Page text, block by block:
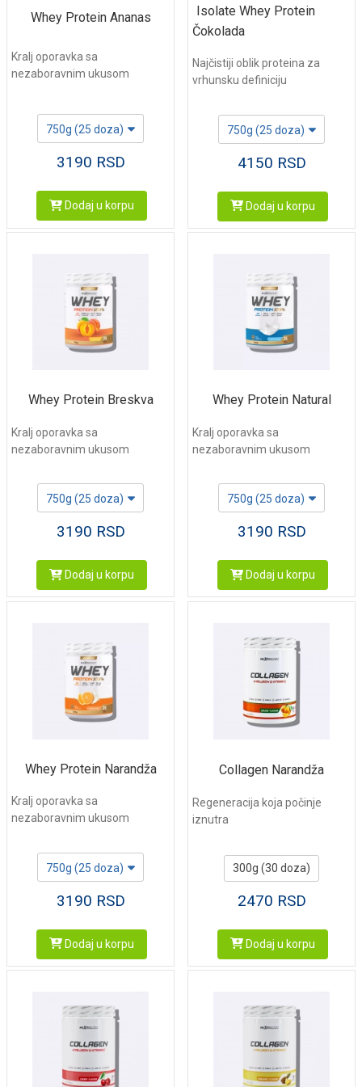
Whey Protein Ananas
Kralj oporavka sa
nezaboravnim ukusom
750g (25 doza)
3190 RSD
Dodaj u korpu
Isolate Whey Protein
Čokolada
Najčistiji oblik proteina za
vrhunsku definiciju
750g (25 doza)
4150 RSD
Dodaj u korpu
Whey Protein Breskva
Kralj oporavka sa
nezaboravnim ukusom
750g (25 doza)
3190 RSD
Dodaj u korpu
Whey Protein Natural
Kralj oporavka sa
nezaboravnim ukusom
750g (25 doza)
3190 RSD
Dodaj u korpu
Whey Protein Narandža
Kralj oporavka sa
nezaboravnim ukusom
750g (25 doza)
3190 RSD
Dodaj u korpu
Collagen Narandža
Regeneracija koja počinje
iznutra
300g (30 doza)
2470 RSD
Dodaj u korpu